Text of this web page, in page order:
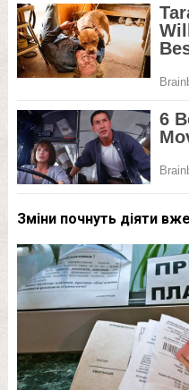
Зміни почнуть діяти